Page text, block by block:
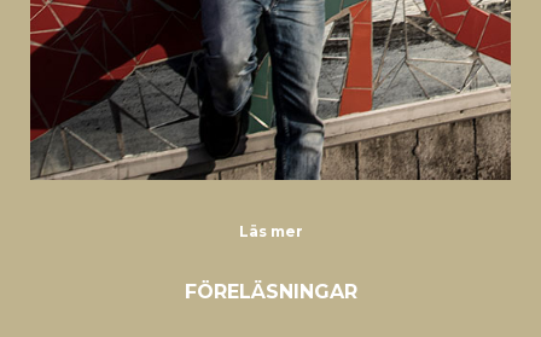
Läs mer
FÖRELÄSNINGAR